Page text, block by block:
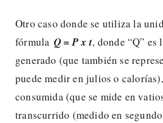
Otro caso donde se utiliza la
fórmula Q = P x t, donde “Q”
generado (que también se
puede medir en julios o
consumida (que se mide en
transcurrido (medido en